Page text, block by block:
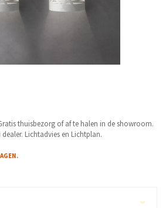
thuisbezorg of af te halen in de showroom.
Lichtadvies en Lichtplan.